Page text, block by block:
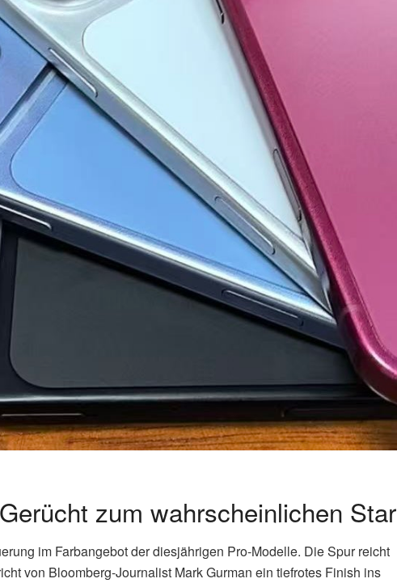
zum wahrscheinlichen Star
im Farbangebot der diesjährigen Pro-Modelle. Die Spur reicht
von Bloomberg-Journalist Mark Gurman ein tiefrotes Finish ins